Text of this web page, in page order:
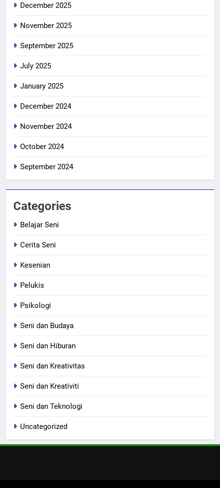
December 2025
November 2025
September 2025
July 2025
January 2025
December 2024
November 2024
October 2024
September 2024
Categories
Belajar Seni
Cerita Seni
Kesenian
Pelukis
Psikologi
Seni dan Budaya
Seni dan Hiburan
Seni dan Kreativitas
Seni dan Kreativiti
Seni dan Teknologi
Uncategorized